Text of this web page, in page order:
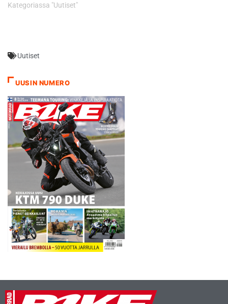
ainoastaan rannettaan yhä
loukkaantumisensa, vauhti
kärjestä. Mika Kallio ajoi
KTM:llä 19:nneksi parhaan
ajan jääden…
Kategoriassa "Uutiset"
Uutiset
UUSIN NUMERO